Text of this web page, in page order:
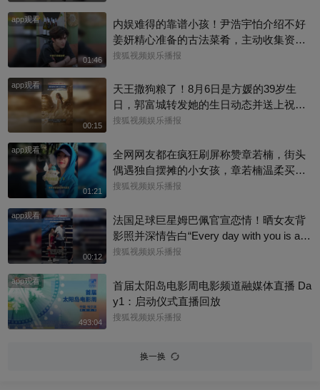
杰威尔已发声明追责，清者自清#周杰伦
app观看
01:46
内娱难得的靠谱小孩！尹浩宇怕介绍不好
姜妍精心准备的古法菜肴，主动收集资料
做PDF菜单，标注菜品地域背景配图，连
中餐厅这个暖心片段！#尹浩宇 #姜妍
搜狐视频娱乐播报
app观看
00:15
天王撒狗粮了！8月6日是方媛的39岁生
日，郭富城转发她的生日动态并送上祝
福：“祝老婆生日快乐，身体健康，心想事
甜蜜幸福~
搜狐视频娱乐播报
app观看
01:21
全网网友都在疯狂刷屏称赞章若楠，街头
偶遇独自摆摊的小女孩，章若楠温柔买下
全部小羊，全程弯腰平视小朋友，一举一
包，是她照顾到小孩的自尊心，平等对
待，善意又体面，这种细碎的善意真的很
圈粉～@星同事 @搜狐综艺 @明星狐 #章
搜狐视频娱乐播报
app观看
00:12
法国足球巨星姆巴佩官宣恋情！晒女友背
影照并深情告白“Every day with you is a s
unny day. 有你在的每一天 都是晴天”，据
西托，出演《名校风暴》，祝福祝福~@搜
狐体育 @搜狐跑步 @小申小申
搜狐视频娱乐播报
app观看
493:04
首届太阳岛电影周电影频道融媒体直播 Da
y1：启动仪式直播回放
搜狐视频娱乐播报
换一换